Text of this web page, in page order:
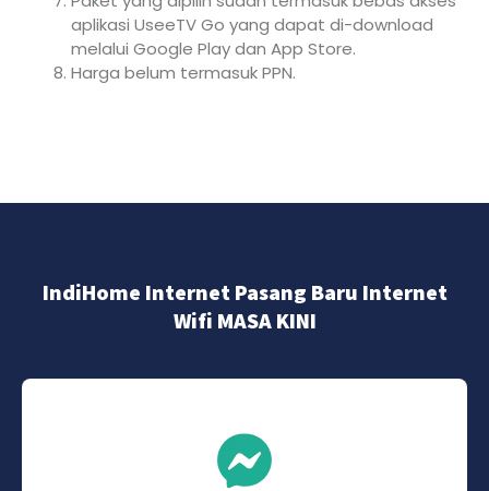
aplikasi UseeTV Go yang dapat di-download
melalui Google Play dan App Store.
Harga belum termasuk PPN.
IndiHome Internet Pasang Baru Internet
Wifi MASA KINI